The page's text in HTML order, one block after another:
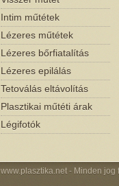
Intim műtétek
Lézeres műtétek
Lézeres bőrfiatalítás
Lézeres epilálás
Tetoválás eltávolítás
Plasztikai műtéti árak
Légifotók
www.plasztika.net- Minden jog